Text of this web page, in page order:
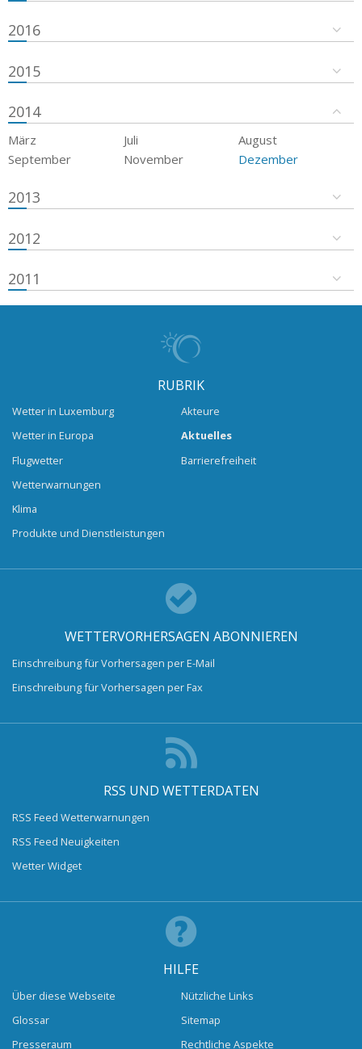
2016
2015
2014
März Juli
August
September
November Dezember
2013
2012
2011
RUBRIK
Wetter in Luxemburg
Wetter in Europa
Flugwetter
Wetterwarnungen
Klima
Produkte und Dienstleistungen
Akteure
Aktuelles
Barrierefreiheit
WETTERVORHERSAGEN ABONNIEREN
Einschreibung für Vorhersagen per E-Mail
Einschreibung für Vorhersagen per Fax
RSS UND WETTERDATEN
RSS Feed Wetterwarnungen
RSS Feed Neuigkeiten
Wetter Widget
HILFE
Über diese Webseite
Glossar
Presseraum
Nützliche Links
Sitemap
Rechtliche Aspekte